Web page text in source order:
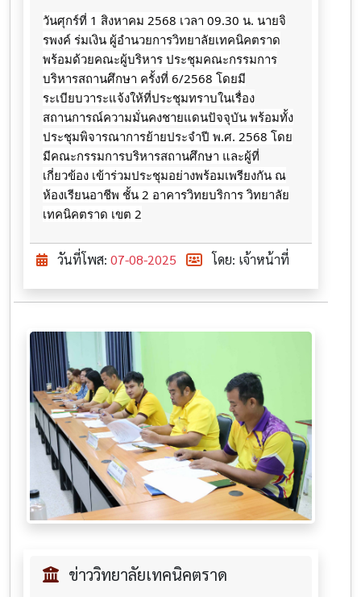
วันศุกร์ที่ 1 สิงหาคม 2568 เวลา 09.30 น. นายจิ
รพงค์ ร่มเงิน ผู้อำนวยการวิทยาลัยเทคนิคตราด
พร้อมด้วยคณะผู้บริหาร ประชุมคณะกรรมการ
บริหารสถานศึกษา ครั้งที่ 6/2568 โดยมี
ระเบียบวาระแจ้งให้ที่ประชุมทราบในเรื่อง
สถานการณ์ความมั่นคงชายแดนปัจจุบัน พร้อมทั้ง
ประชุมพิจารณาการย้ายประจำปี พ.ศ. 2568 โดย
มีคณะกรรมการบริหารสถานศึกษา และผู้ที่
เกี่ยวข้อง เข้าร่วมประชุมอย่างพร้อมเพรียงกัน ณ
ห้องเรียนอาชีพ ชั้น 2 อาคารวิทยบริการ วิทยาลัย
เทคนิคตราด เขต 2
วันที่โพส: 07-08-2025 โดย: เจ้าหน้าที่
ข่าววิทยาลัยเทคนิคตราด